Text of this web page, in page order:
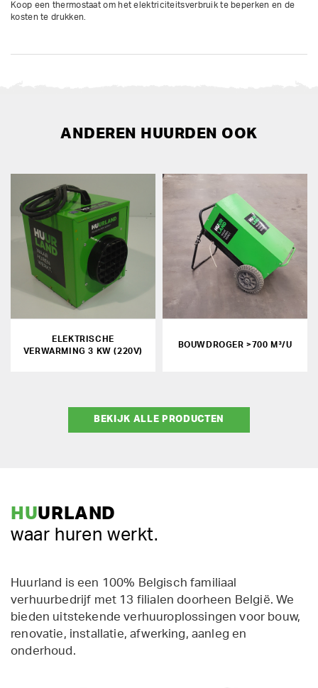
Koop een thermostaat om het elektriciteitsverbruik te beperken en de
kosten te drukken.
ANDEREN HUURDEN OOK
ELEKTRISCHE
VERWARMING 3 KW (220V)
BOUWDROGER >700 M³/U
BEKIJK ALLE PRODUCTEN
HUURLAND
waar huren werkt.
Huurland is een 100% Belgisch familiaal
verhuurbedrijf met 13 filialen doorheen België. We
bieden uitstekende verhuuroplossingen voor bouw,
renovatie, installatie, afwerking, aanleg en
onderhoud.